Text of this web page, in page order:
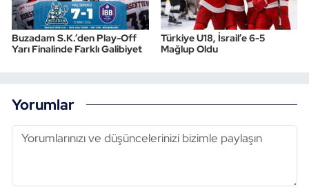
Buzadam S.K.’den Play-Off
Yarı Finalinde Farklı Galibiyet
Türkiye U18, İsrail’e 6-5
Mağlup Oldu
Yorumlar